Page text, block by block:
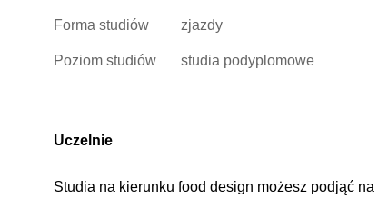
Forma studiów zjazdy
Poziom studiów studia podyplomowe
Uczelnie
Studia na kierunku food design możesz podjąć na